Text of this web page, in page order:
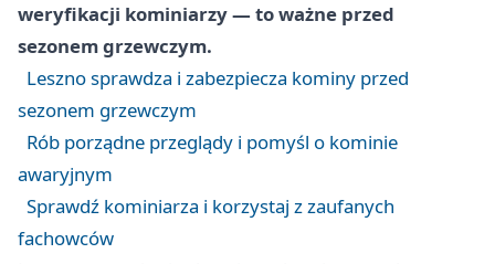
weryfikacji kominiarzy — to ważne przed
sezonem grzewczym.
Leszno sprawdza i zabezpiecza kominy przed
sezonem grzewczym
Rób porządne przeglądy i pomyśl o kominie
awaryjnym
Sprawdź kominiarza i korzystaj z zaufanych
fachowców